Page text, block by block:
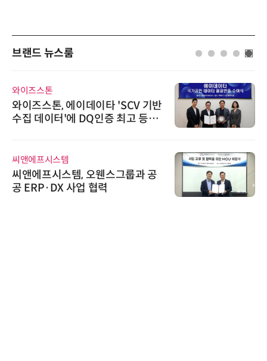
브랜드 뉴스룸
와이즈스톤
와이즈스톤, 에이데이타 'SCV 기반
수집 데이터'에 DQ인증 최고 등급
씨앤에프시스템
씨앤에프시스템, 오웬스그룹과 공
공 ERP·DX 사업 협력